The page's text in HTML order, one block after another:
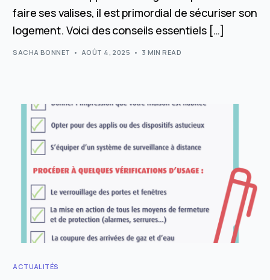
faire ses valises, il est primordial de sécuriser son
logement. Voici des conseils essentiels […]
SACHA BONNET AOÛT 4, 2025 3 MIN READ
ACTUALITÉS